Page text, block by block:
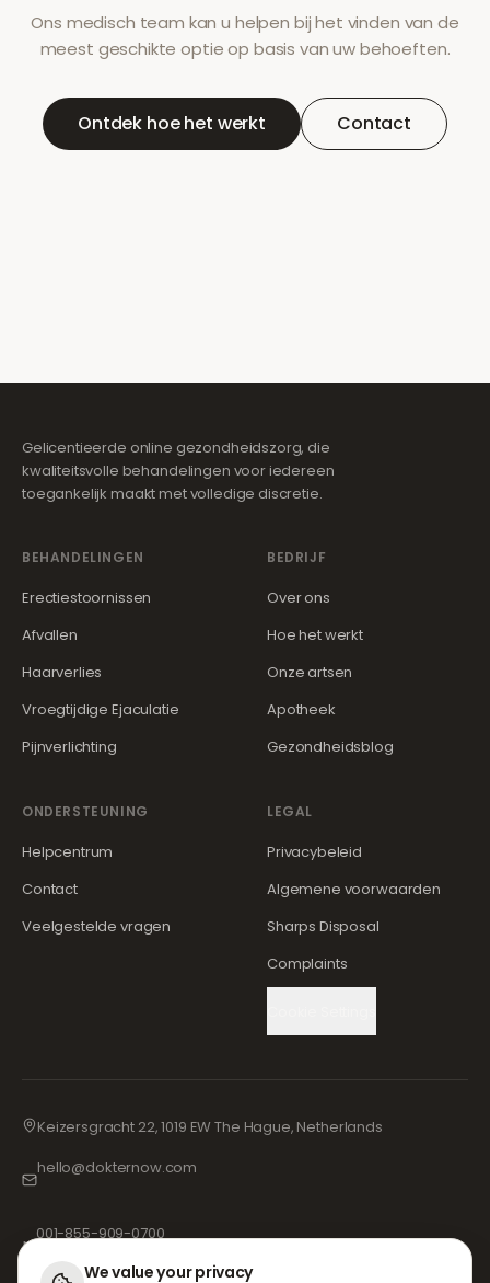
Ons medisch team kan u helpen bij het vinden van de
meest geschikte optie op basis van uw behoeften.
Ontdek hoe het werkt Contact
Gelicentieerde online gezondheidszorg, die
kwaliteitsvolle behandelingen voor iedereen
toegankelijk maakt met volledige discretie.
BEHANDELINGEN
Erectiestoornissen
Afvallen
Haarverlies
Vroegtijdige Ejaculatie
Pijnverlichting
BEDRIJF
Over ons
Hoe het werkt
Onze artsen
Apotheek
Gezondheidsblog
ONDERSTEUNING
Helpcentrum
Contact
Veelgestelde vragen
LEGAL
Privacybeleid
Algemene voorwaarden
Sharps Disposal
Complaints
Keizersgracht 22, 1019 EW The Hague, Netherlands
hello@dokternow.com
📞
001-855-909-0700
We value your privacy